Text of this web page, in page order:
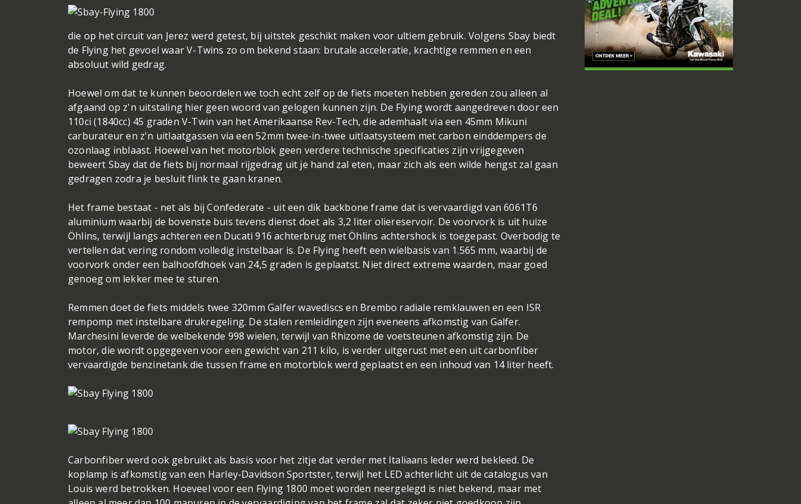
die op het circuit van Jerez werd getest, bij uitstek geschikt maken voor ultiem gebruik. Volgens Sbay biedt
de Flying het gevoel waar V-Twins zo om bekend staan: brutale acceleratie, krachtige remmen en een
absoluut wild gedrag.
Hoewel om dat te kunnen beoordelen we toch echt zelf op de fiets moeten hebben gereden zou alleen al
afgaand op z'n uitstaling hier geen woord van gelogen kunnen zijn. De Flying wordt aangedreven door een
110ci (1840cc) 45 graden V-Twin van het Amerikaanse Rev-Tech, die ademhaalt via een 45mm Mikuni
carburateur en z'n uitlaatgassen via een 52mm twee-in-twee uitlaatsysteem met carbon einddempers de
ozonlaag inblaast. Hoewel van het motorblok geen verdere technische specificaties zijn vrijgegeven
beweert Sbay dat de fiets bij normaal rijgedrag uit je hand zal eten, maar zich als een wilde hengst zal gaan
gedragen zodra je besluit flink te gaan kranen.
Het frame bestaat - net als bij Confederate - uit een dik backbone frame dat is vervaardigd van 6061T6
aluminium waarbij de bovenste buis tevens dienst doet als 3,2 liter oliereservoir. De voorvork is uit huize
Öhlins, terwijl langs achteren een Ducati 916 achterbrug met Öhlins achtershock is toegepast. Overbodig te
vertellen dat vering rondom volledig instelbaar is. De Flying heeft een wielbasis van 1.565 mm, waarbij de
voorvork onder een balhoofdhoek van 24,5 graden is geplaatst. Niet direct extreme waarden, maar goed
genoeg om lekker mee te sturen.
Remmen doet de fiets middels twee 320mm Galfer wavediscs en Brembo radiale remklauwen en een ISR
rempomp met instelbare drukregeling. De stalen remleidingen zijn eveneens afkomstig van Galfer.
Marchesini leverde de welbekende 998 wielen, terwijl van Rhizome de voetsteunen afkomstig zijn. De
motor, die wordt opgegeven voor een gewicht van 211 kilo, is verder uitgerust met een uit carbonfiber
vervaardigde benzinetank die tussen frame en motorblok werd geplaatst en een inhoud van 14 liter heeft.
Carbonfiber werd ook gebruikt als basis voor het zitje dat verder met Italiaans leder werd bekleed. De
koplamp is afkomstig van een Harley-Davidson Sportster, terwijl het LED achterlicht uit de catalogus van
Louis werd betrokken. Hoeveel voor een Flying 1800 moet worden neergelegd is niet bekend, maar met